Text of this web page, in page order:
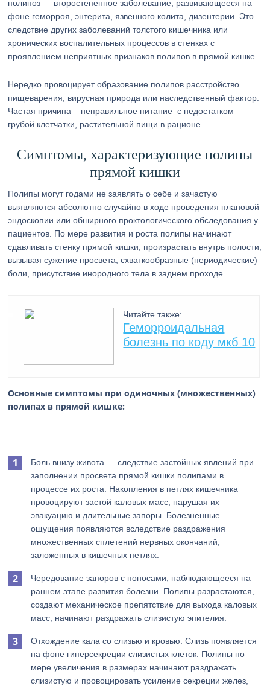
полипоз — второстепенное заболевание, развивающееся на
фоне геморроя, энтерита, язвенного колита, дизентерии. Это
следствие других заболеваний толстого кишечника или
хронических воспалительных процессов в стенках с
проявлением неприятных признаков полипов в прямой кишке.
Нередко провоцирует образование полипов расстройство
пищеварения, вирусная природа или наследственный фактор.
Частая причина – неправильное питание с недостатком
грубой клетчатки, растительной пищи в рационе.
Симптомы, характеризующие полипы
прямой кишки
Полипы могут годами не заявлять о себе и зачастую
выявляются абсолютно случайно в ходе проведения плановой
эндоскопии или обширного проктологического обследования у
пациентов. По мере развития и роста полипы начинают
сдавливать стенку прямой кишки, произрастать внутрь полости,
вызывая сужение просвета, схваткообразные (периодические)
боли, присутствие инородного тела в заднем проходе.
Читайте также:
Геморроидальная
болезнь по коду мкб 10
Основные симптомы при одиночных (множественных)
полипах в прямой кишке:
Боль внизу живота — следствие застойных явлений при
заполнении просвета прямой кишки полипами в
процессе их роста. Накопления в петлях кишечника
провоцируют застой каловых масс, нарушая их
эвакуацию и длительные запоры. Болезненные
ощущения появляются вследствие раздражения
множественных сплетений нервных окончаний,
заложенных в кишечных петлях.
Чередование запоров с поносами, наблюдающееся на
раннем этапе развития болезни. Полипы разрастаются,
создают механическое препятствие для выхода каловых
масс, начинают раздражать слизистую эпителия.
Отхождение кала со слизью и кровью. Слизь появляется
на фоне гиперсекреции слизистых клеток. Полипы по
мере увеличения в размерах начинают раздражать
слизистую и провоцировать усиление секреции желез,